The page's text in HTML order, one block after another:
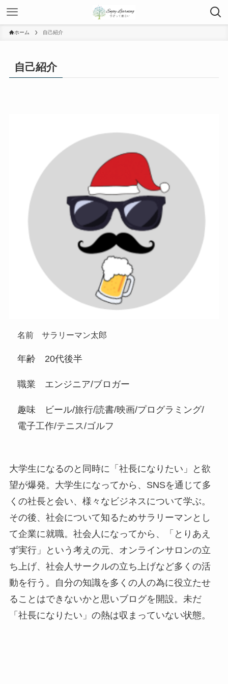
ホーム 自己紹介
自己紹介
名前 サラリーマン太郎
年齢 20代後半
職業 エンジニア/ブロガー
趣味 ビール/旅行/読書/映画/プログラミング/
電子工作/テニス/ゴルフ
大学生になるのと同時に「社長になりたい」と欲
望が爆発。大学生になってから、SNSを通じて多
くの社長と会い、様々なビジネスについて学ぶ。
その後、社会について知るためサラリーマンとし
て企業に就職。社会人になってから、「とりあえ
ず実行」という考えの元、オンラインサロンの立
ち上げ、社会人サークルの立ち上げなど多くの活
動を行う。自分の知識を多くの人の為に役立たせ
ることはできないかと思いブログを開設。未だ
「社長になりたい」の熱は収まっていない状態。